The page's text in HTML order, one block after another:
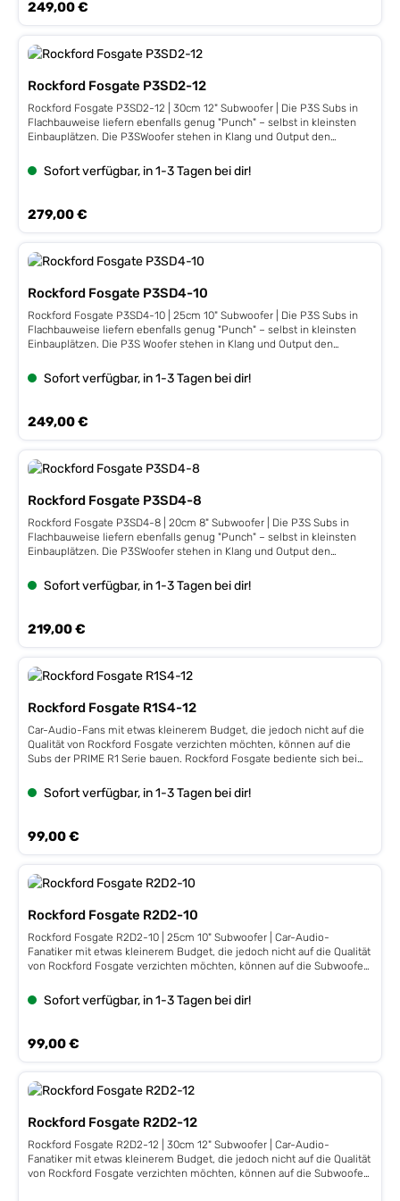
Regulärer Preis:
249,00 €
Rockford Fosgate P3SD2-12
Rockford Fosgate P3SD2-12 | 30cm 12" Subwoofer | Die P3S Subs in
Flachbauweise liefern ebenfalls genug "Punch" – selbst in kleinsten
Einbauplätzen. Die P3SWoofer stehen in Klang und Output den
Impedanz 2+2 Ω Dual 2 Ω64 mm / 2,5" VC, Gusskorb, 51 oz MagnetFs
34 Hz, Qts 0,67, VAS 35,3 L, 85 dB, Xmax 8,4 mmEinbautiefe 93 mm,
Sofort verfügbar, in 1-3 Tagen bei dir!
Regulärer Preis:
279,00 €
Rockford Fosgate P3SD4-10
Rockford Fosgate P3SD4-10 | 25cm 10" Subwoofer | Die P3S Subs in
Flachbauweise liefern ebenfalls genug "Punch" – selbst in kleinsten
Einbauplätzen. Die P3S Woofer stehen in Klang und Output den
Impedanz 2+4 Ω Dual 4 Ω64 mm / 2,5" VC, Gusskorb, 47 oz MagnetFs
40 Hz, Qts 0,64, VAS 14,3 L, 83 dB, Xmax 8,4 mmEinbautiefe 89 mm,
Sofort verfügbar, in 1-3 Tagen bei dir!
Regulärer Preis:
249,00 €
Rockford Fosgate P3SD4-8
Rockford Fosgate P3SD4-8 | 20cm 8" Subwoofer | Die P3S Subs in
Flachbauweise liefern ebenfalls genug "Punch" – selbst in kleinsten
Einbauplätzen. Die P3SWoofer stehen in Klang und Output den
Impedanz 2+4 Ω Dual 4 Ω50 mm / 2,0" VC, Gusskorb, 38 oz MagnetFs
38 Hz, Qts 0,72, VAS 15,8 L, 82 dB, Xmax 8,3 mmEinbautiefe 68 mm,
Sofort verfügbar, in 1-3 Tagen bei dir!
Regulärer Preis:
219,00 €
Rockford Fosgate R1S4-12
Car-Audio-Fans mit etwas kleinerem Budget, die jedoch nicht auf die
Qualität von Rockford Fosgate verzichten möchten, können auf die
Subs der PRIME R1 Serie bauen. Rockford Fosgate bediente sich bei
Leistung 200 / 400 Watt, Impedanz 4 Ω 4 Ω51 mm / 2,0" VC, Stahlkorb,
40 oz MagnetFs 30,5 Hz, Qts 0,54, VAS 90,4 L, 90 dB, Xmax 7
Sofort verfügbar, in 1-3 Tagen bei dir!
Regulärer Preis:
99,00 €
Rockford Fosgate R2D2-10
Rockford Fosgate R2D2-10 | 25cm 10" Subwoofer | Car-Audio-
Fanatiker mit etwas kleinerem Budget, die jedoch nicht auf die Qualität
von Rockford Fosgate verzichten möchten, können auf die Subwoofer
ultrasteifen Mica-Polypropylen-Membranen bringen diese Subs
ordentlich Bass-Power. Dank des Gusskorbs mit spezieller Spider-
- bleiben die Subs immer ”cool”, auch wenn es einmal heftiger zur
Sache geht. Leistung 250 / 500 Watt, Stahlkorb, Dual 2 ΩImpedanz
2+2 Ohm, 50 mm / 2,0" VC,Fs 35 Hz, Qts 0,47, VAS 39,0 L, 86,9 dB,
Xmax 6,5 mmEinbautiefe 110 mm, Einbauöffnung 232 mm
Sofort verfügbar, in 1-3 Tagen bei dir!
Regulärer Preis:
99,00 €
Rockford Fosgate R2D2-12
Rockford Fosgate R2D2-12 | 30cm 12" Subwoofer | Car-Audio-
Fanatiker mit etwas kleinerem Budget, die jedoch nicht auf die Qualität
von Rockford Fosgate verzichten möchten, können auf die Subwoofer